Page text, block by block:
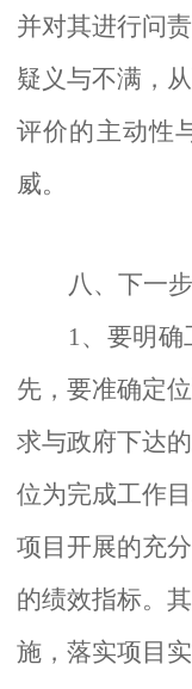
并对其进行问
疑义与不满，
评价的主动性
威。
八、 下一
1、 要明确
先，要准确定
求与政府下达
位为完成工作
项目开展的充
的绩效指标。
施，落实项目